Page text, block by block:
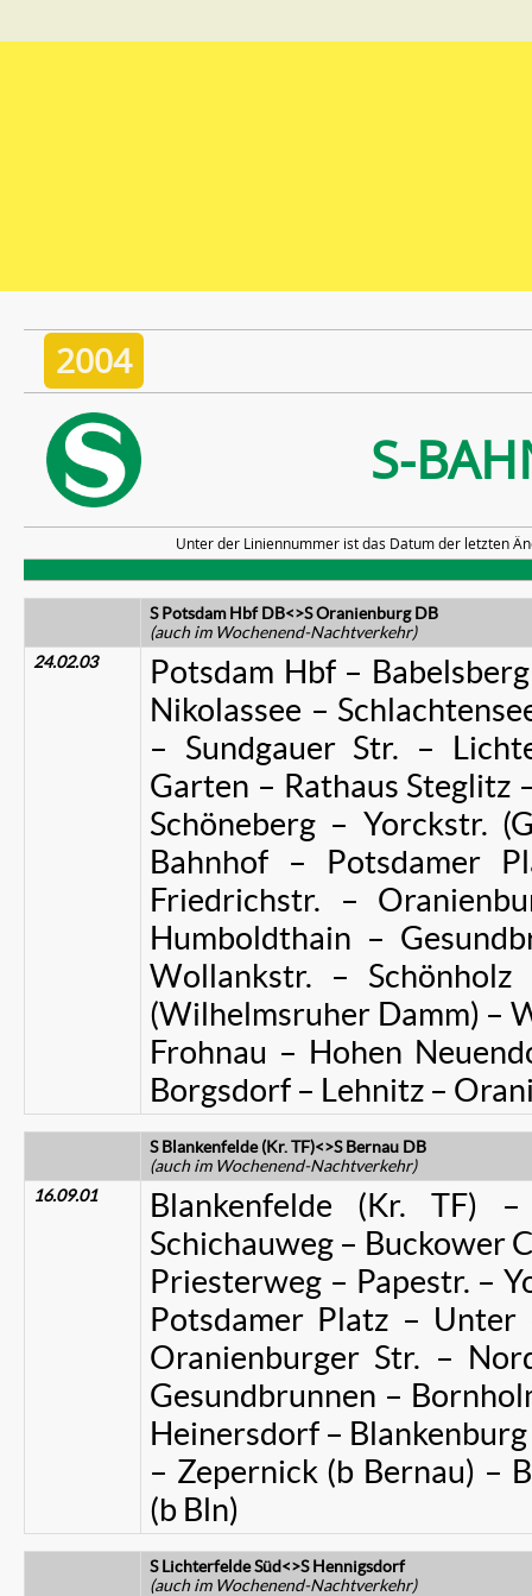
2004
S-
Unter der Liniennummer ist das Datum der letzten
S Potsdam Hbf DB<>S Oranienburg DB
(auch im Wochenend-Nachtverkehr)
24.02.03
Potsdam Hbf –
Nikolassee –
– Sundgauer Str. –
Garten – Rathaus Steglitz
Schöneberg – Yorckstr.
Bahnhof – Potsdamer
Friedrichstr. –
Humboldthain –
Wollankstr. –
(Wilhelmsruher Damm) –
Frohnau – Hohen
Borgsdorf – Lehnitz –
S Blankenfelde (Kr. TF)<>S Bernau DB
(auch im Wochenend-Nachtverkehr)
16.09.01
Blankenfelde (Kr. TF)
Schichauweg – Buckower
Priesterweg – Papestr. –
Potsdamer Platz –
Oranienburger Str. –
Gesundbrunnen –
Heinersdorf –
– Zepernick (b Bernau) –
(b Bln)
S Lichterfelde Süd<>S Hennigsdorf
(auch im Wochenend-Nachtverkehr)